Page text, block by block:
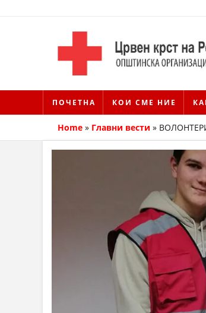
ПОЧЕТНА КОИ СМЕ НИЕ
Home » Главни вести »